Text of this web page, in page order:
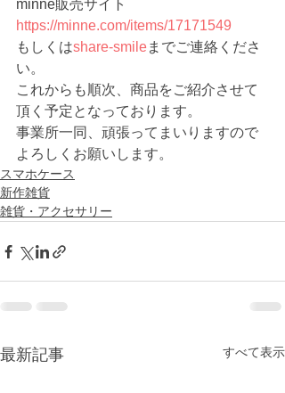
minne販売サイト
https://minne.com/items/17171549
もしくはshare-smileまでご連絡くださ
い。
これからも順次、商品をご紹介させて
頂く予定となっております。
事業所一同、頑張ってまいりますので
よろしくお願いします。
スマホケース
新作雑貨
雑貨・アクセサリー
最新記事 すべて表示